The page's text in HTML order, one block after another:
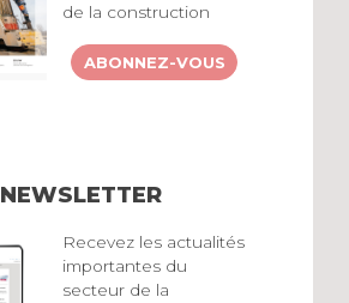
de la construction
ABONNEZ-VOUS
NEWSLETTER
Recevez les actualités
importantes du
secteur de la